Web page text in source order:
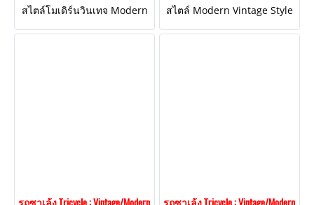
สไตล์โมเดิร์นวินเทจ Modern
Vintage Style ตกแต่งงานเหล็ก
สไตล์ Modern Vintage Style
เรียบหรู โทนสีขาว "โครงสร้าง